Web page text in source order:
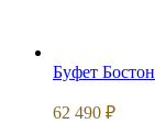
Буфет Бостон
62 490 ₽